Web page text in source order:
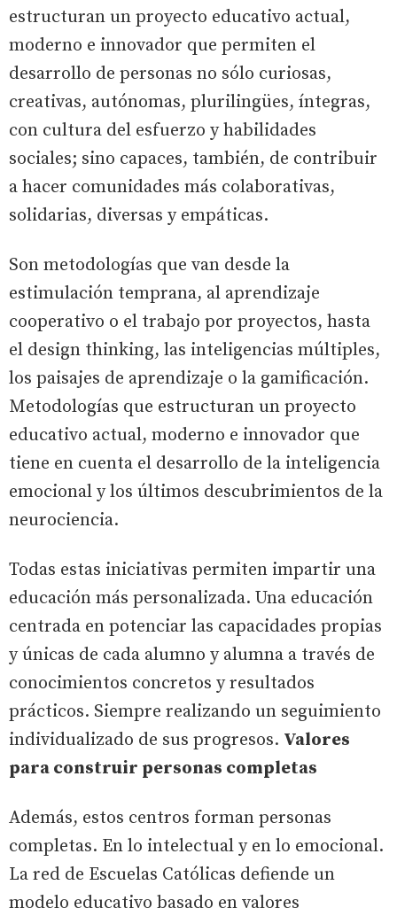
estructuran un proyecto educativo actual,
moderno e innovador que permiten el
desarrollo de personas no sólo curiosas,
creativas, autónomas, plurilingües, íntegras,
con cultura del esfuerzo y habilidades
sociales; sino capaces, también, de contribuir
a hacer comunidades más colaborativas,
solidarias, diversas y empáticas.
Son metodologías que van desde la
estimulación temprana, al aprendizaje
cooperativo o el trabajo por proyectos, hasta
el design thinking, las inteligencias múltiples,
los paisajes de aprendizaje o la gamificación.
Metodologías que estructuran un proyecto
educativo actual, moderno e innovador que
tiene en cuenta el desarrollo de la inteligencia
emocional y los últimos descubrimientos de la
neurociencia.
Todas estas iniciativas permiten impartir una
educación más personalizada. Una educación
centrada en potenciar las capacidades propias
y únicas de cada alumno y alumna a través de
conocimientos concretos y resultados
prácticos. Siempre realizando un seguimiento
individualizado de sus progresos. Valores
para construir personas completas
Además, estos centros forman personas
completas. En lo intelectual y en lo emocional.
La red de Escuelas Católicas defiende un
modelo educativo basado en valores